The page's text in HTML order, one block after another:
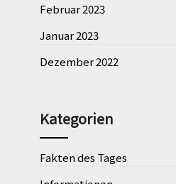
Februar 2023
Januar 2023
Dezember 2022
Kategorien
Fakten des Tages